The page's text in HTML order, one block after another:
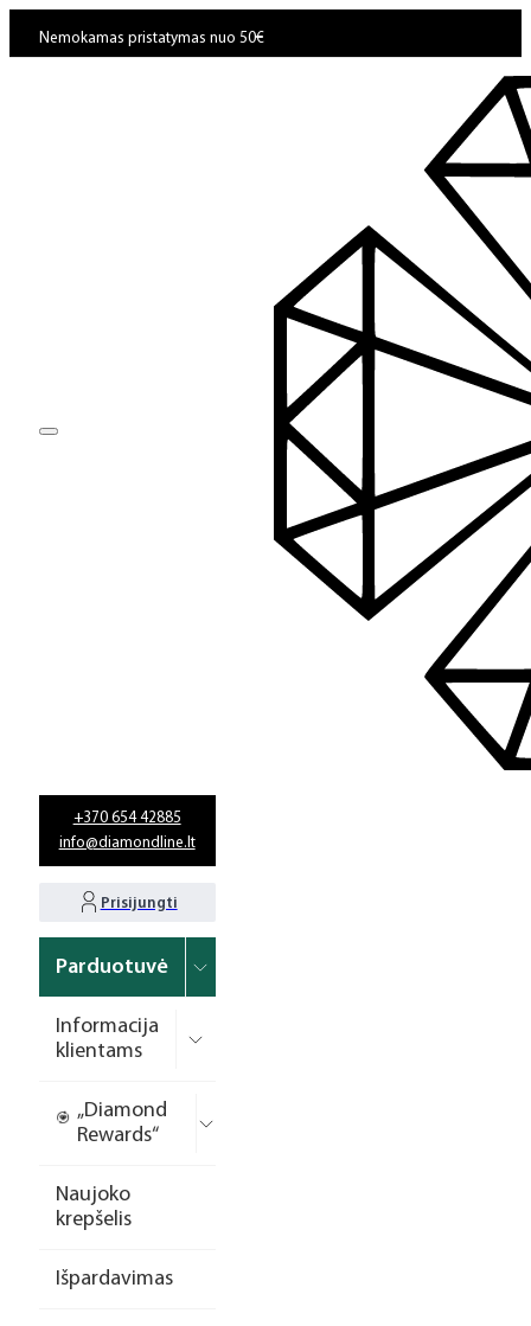
Nemokamas pristatymas nuo 50€
+370 654 42885
info@diamondline.lt
Prisijungti
Parduotuvė
Informacija
klientams
„Diamond
Rewards“
Naujoko
krepšelis
Išpardavimas